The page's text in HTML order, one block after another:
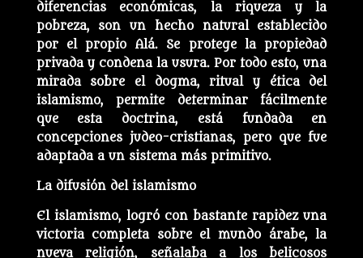
diferencias económicas, la riqueza y la
pobreza, son un hecho natural establecido
por el propio Alá. Se protege la propiedad
privada y condena la usura. Por todo esto, una
mirada sobre el dogma, ritual y ética del
islamismo, permite determinar fácilmente
que esta doctrina, está fundada en
concepciones judeo-cristianas, pero que fue
adaptada a un sistema más primitivo.
La difusión del islamismo
El islamismo, logró con bastante rapidez una
victoria completa sobre el mundo árabe, la
nueva religión, señalaba a los belicosos